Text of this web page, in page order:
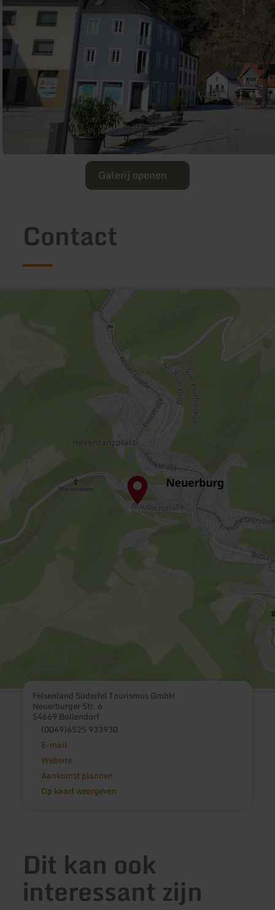
Galerij openen
Contact
Felsenland Südeifel Tourismus GmbH
Neuerburger Str. 6
54669 Bollendorf
(0049)6525 933930
E-mail
Website
Aankomst plannen
Op kaart weergeven
Dit kan ook
interessant zijn